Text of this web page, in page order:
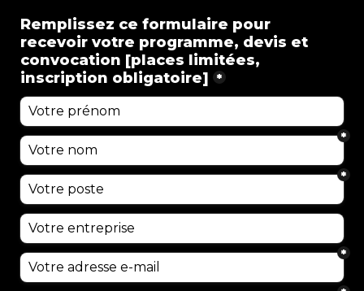
Remplissez ce formulaire pour
recevoir votre programme, devis et
convocation [places limitées,
inscription obligatoire]
*
*
*
*